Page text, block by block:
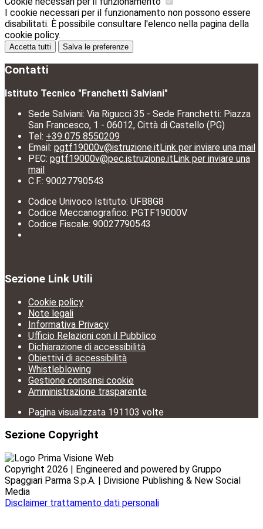
I cookie necessari per il funzionamento non possono essere
disabilitati. È possibile consultare l'elenco nella pagina della
cookie policy.
Accetta tutti Salva le preferenze
Contatti
Istituto Tecnico "Franchetti Salviani"
Sede Salviani: Via Rigucci 35 - Sede Franchetti: Piazza
San Francesco, 1 - 06012, Città di Castello (PG)
Tel: +39 075 8550209
Email: pgtf19000v@istruzione.it Link per inviare una mail
PEC: pgtf19000v@pec.istruzione.it Link per inviare una
mail
C.F.: 90027790543
Codice Univoco Istituto: UFB8G8
Codice Meccanografico: PGTF19000V
Codice Fiscale: 90027790543
Sezione Link Utili
Cookie policy
Note legali
Informativa Privacy
Ufficio Relazioni con il Pubblico
Dichiarazione di accessibilità
Obiettivi di accessibilità
Whistleblowing
Gestione consensi cookie
Amministrazione trasparente
Pagina visualizzata 191103 volte
Sezione Copyright
Copyright 2026 | Engineered and powered by Gruppo
Spaggiari Parma S.p.A. | Divisione Publishing & New Social
Media
Disclaimer trattamento dati personali